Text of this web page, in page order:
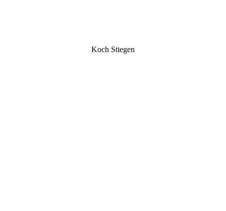
Koch Stie­gen